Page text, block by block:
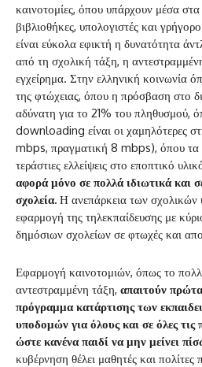
καινοτομίες, όπου υπάρχουν μέσα
βιβλιοθήκες, υπολογιστές και
είναι εύκολα εφικτή η δυνατότητα
από τη σχολική τάξη, η
εγχείρημα. Στην ελληνική κοινωνία
της φτώχειας, όπου η πρόσβαση στο
αδύνατη για το 21% του πληθυσμού,
downloading είναι οι χαμηλότερες
mbps, πραγματική 8 mbps), όπου τα
τεράστιες ελλείψεις στο εποπτικό
αφορά μόνο σε πολλά ιδιωτικά και
σχολεία. Η ανεπάρκεια των
εφαρμογή της τηλεκπαίδευσης με
δημόσιων σχολείων σε φτωχές και
Εφαρμογή καινοτομιών, όπως το
αντεστραμμένη τάξη, απαιτούν
πρόγραμμα κατάρτισης των
υποδομών για όλους και σε όλες τις
ώστε κανένα παιδί να μην μείνει
κυβέρνηση θέλει μαθητές και